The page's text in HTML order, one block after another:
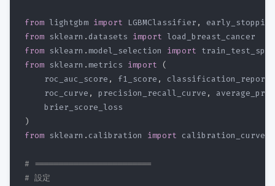
from lightgbm import LGBMClassifier ,
early_stopping
from sklearn . datasets import
from sklearn .model_selection import
from sklearn .metrics import (
    roc_auc_score
, f1_score , classification_report
    roc_curve
, precision_recall_curve ,
)
from sklearn . calibration import calibration_curve
# ========================
# 設定